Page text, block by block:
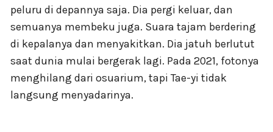
peluru di depannya saja. Dia pergi keluar, dan
semuanya membeku juga. Suara tajam berdering
di kepalanya dan menyakitkan. Dia jatuh berlutut
saat dunia mulai bergerak lagi. Pada 2021, fotonya
menghilang dari osuarium, tapi Tae-yi tidak
langsung menyadarinya.